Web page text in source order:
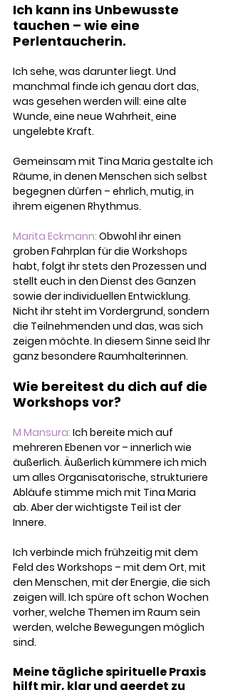
Ich kann ins Unbewusste
tauchen – wie eine
Perlentaucherin.
Ich sehe, was darunter liegt. Und
manchmal finde ich genau dort das,
was gesehen werden will: eine alte
Wunde, eine neue Wahrheit, eine
ungelebte Kraft.
Gemeinsam mit Tina Maria gestalte ich
Räume, in denen Menschen sich selbst
begegnen dürfen – ehrlich, mutig, in
ihrem eigenen Rhythmus.
Marita Eckmann: Obwohl ihr einen
groben Fahrplan für die Workshops
habt, folgt ihr stets den Prozessen und
stellt euch in den Dienst des Ganzen
sowie der individuellen Entwicklung.
Nicht ihr steht im Vordergrund, sondern
die Teilnehmenden und das, was sich
zeigen möchte. In diesem Sinne seid Ihr
ganz besondere Raumhalterinnen.
Wie bereitest du dich auf die
Workshops vor?
M Mansura: Ich bereite mich auf
mehreren Ebenen vor – innerlich wie
äußerlich. Äußerlich kümmere ich mich
um alles Organisatorische, strukturiere
Abläufe stimme mich mit Tina Maria
ab. Aber der wichtigste Teil ist der
Innere.
Ich verbinde mich frühzeitig mit dem
Feld des Workshops – mit dem Ort, mit
den Menschen, mit der Energie, die sich
zeigen will. Ich spüre oft schon Wochen
vorher, welche Themen im Raum sein
werden, welche Bewegungen möglich
sind.
Meine tägliche spirituelle Praxis
hilft mir, klar und geerdet zu